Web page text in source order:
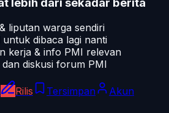
lebih dari sekadar berita
liputan warga sendiri
dibaca lagi nanti
kerja & info PMI relevan
diskusi forum PMI
Rilis Tersimpan Akun